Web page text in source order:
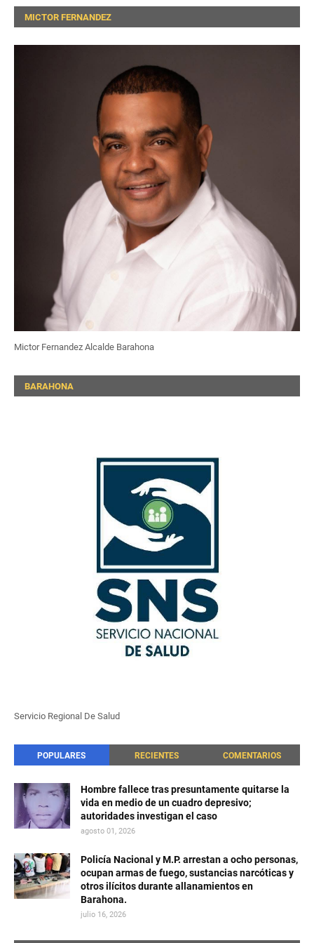
MICTOR FERNANDEZ
Mictor Fernandez Alcalde Barahona
BARAHONA
Servicio Regional De Salud
POPULARES RECIENTES COMENTARIOS
Hombre fallece tras presuntamente quitarse la
vida en medio de un cuadro depresivo;
autoridades investigan el caso
agosto 01, 2026
Policía Nacional y M.P. arrestan a ocho personas,
ocupan armas de fuego, sustancias narcóticas y
otros ilícitos durante allanamientos en
Barahona.
julio 16, 2026